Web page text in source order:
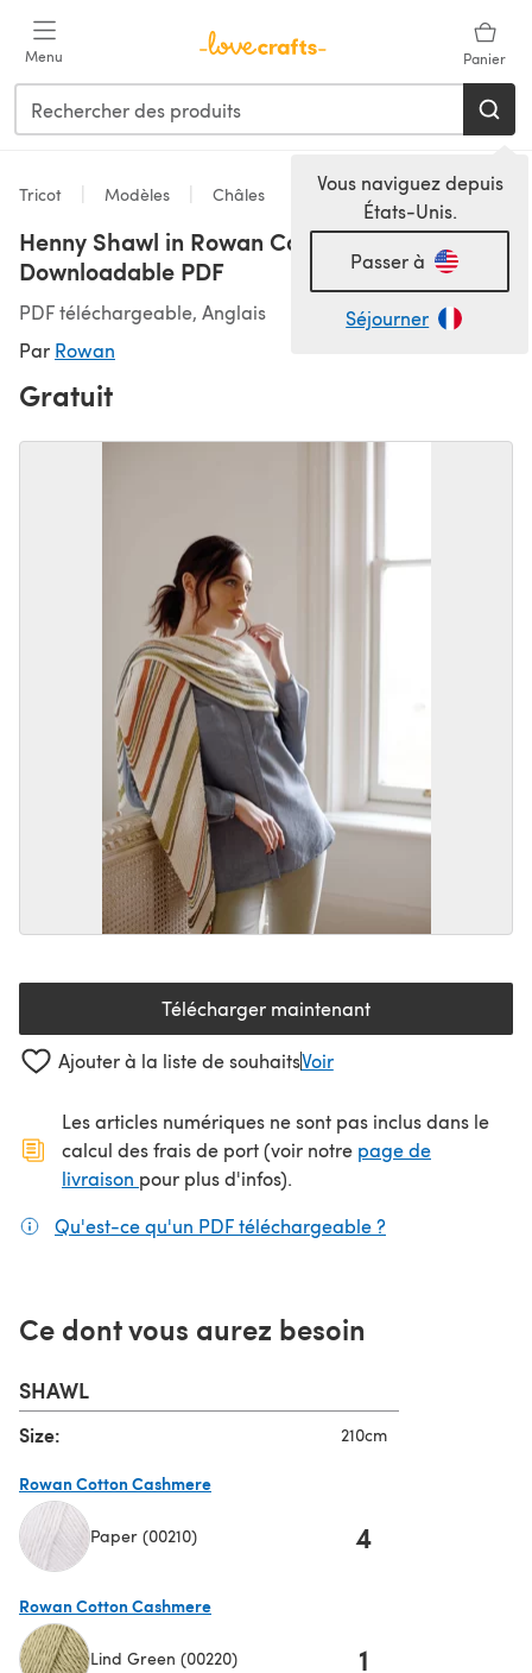
Menu Panier
Vous naviguez depuis
États-Unis.
Passer à
Séjourner
Tricot Modèles Châles
Henny Shawl in Rowan Cotton Cashmere -
Downloadable PDF
PDF téléchargeable, Anglais
Par Rowan
Gratuit
Télécharger maintenant(s'ouvre dans un nouvel
Ajouter à la liste de souhaitsVoir
Les articles numériques ne sont pas inclus dans le
calcul des frais de port (voir notre page de
livraison (s'ouvre dans un nouvel onglet)
pour plus d'infos).
Qu'est-ce qu'un PDF téléchargeable ?
Ce dont vous aurez besoin
SHAWL
Size: 210cm
Rowan Cotton Cashmere
Paper (00210) 4
Rowan Cotton Cashmere
Lind Green (00220) 1